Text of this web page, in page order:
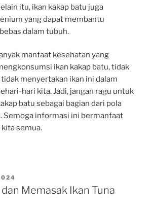
itu, ikan kakap batu juga
yang dapat membantu
dalam tubuh.
manfaat kesehatan yang
ikan kakap batu, tidak
menyertakan ikan ini dalam
hari kita. Jadi, jangan ragu untuk
batu sebagai bagian dari pola
Semoga informasi ini bermanfaat
semua.
Memasak Ikan Tuna